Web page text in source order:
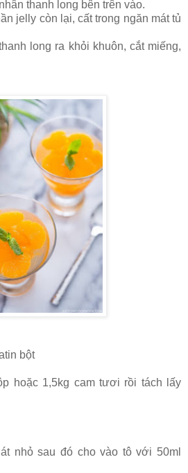
thanh long bên trên vào.
jelly còn lại, cất trong ngăn mát tủ
long ra khỏi khuôn, cắt miếng,
bột
hoặc 1,5kg cam tươi rồi tách lấy
nhỏ sau đó cho vào tô với 50ml